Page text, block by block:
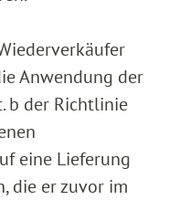
Anwendung der
b der Richtlinie
eine Lieferung
die er zuvor im